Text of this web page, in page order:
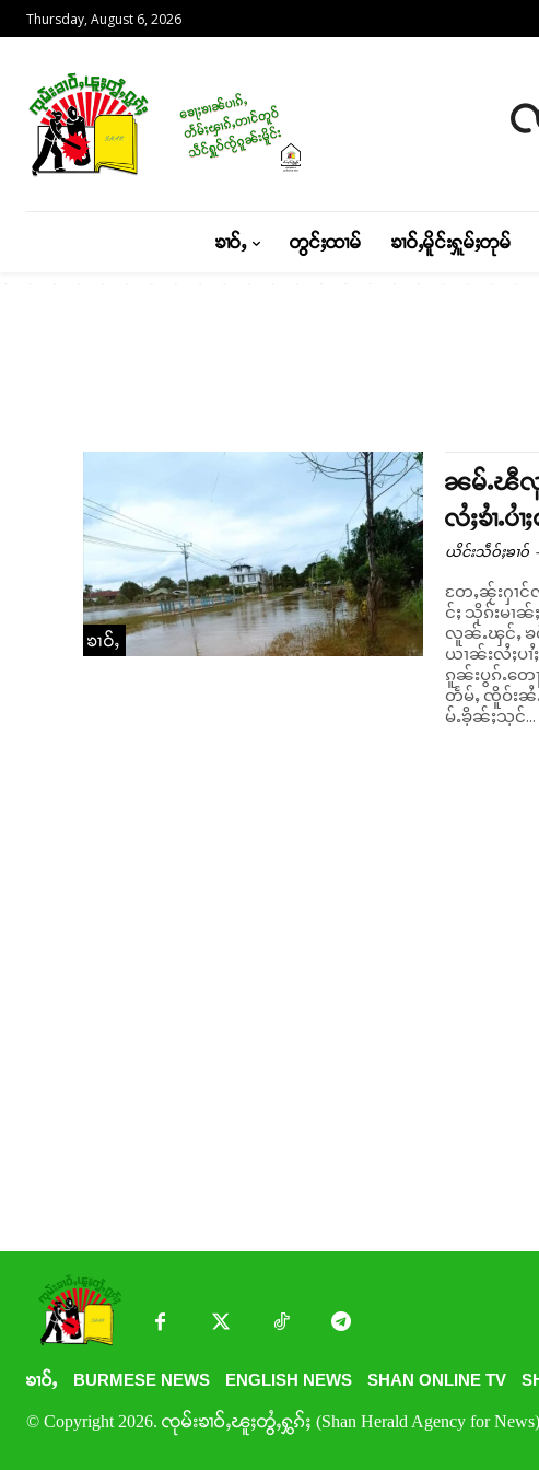
Thursday, August 6, 2026
ၶၢဝ်ႇ တွင်ႈထၢမ် ၶၢဝ်ႇမိူင်းႁူမ်ႈတုမ်
ၶၢဝ်ႇ
ၼမ်ႉၽီလူ
လႆႈၶၢႆႉပ
ယိင်းသဵဝ်ႈၶၢဝ် -
တႄႇၼႂ်းႁၢ
င်ႈ သိုၵ်းမၢ
လူၼ်ႉၾင်ႇ ၶ
ယၢၼ်းလႆႈပၢႆႈၽေးၼမ်ႉ။ ၵူၼ်းဢၼ်လႆႈ
ၵူၼ်းပွၵ်ႉတေ
တႅမ်ႇ ၸိူဝ်းၼႆႉ ။ ၼၢင်းယိင်းၵူၼ်းပိုၼ်ႉတီႈလၢတ်ႈၽူႈတွႆႇႁွ
မ်ႉၶိုၼ်ႈသုင်...
ၶၢဝ်ႇ BURMESE NEWS ENGLISH NEWS SHAN ONLINE TV
© Copyright 2026. ၸုမ်းၶၢဝ်ႇၽူႈတွႆႇႁွၵ်ႈ (Shan Herald Agency for